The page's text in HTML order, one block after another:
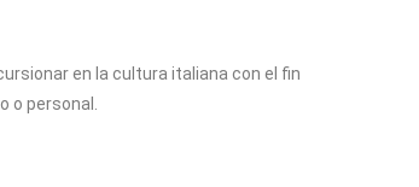
en la cultura italiana con el fin
personal.